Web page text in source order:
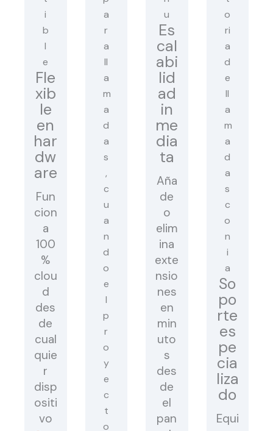
Fle
xib
le
en
har
dw
are
Fun
cion
a
100
%
clou
d
des
de
cual
quie
r
disp
ositi
vo
Es
cal
abi
lid
ad
in
me
dia
ta
Aña
de
o
elim
ina
exte
nsio
nes
en
min
uto
s
des
de
el
pan
So
po
rte
es
pe
cia
liza
do
Equi